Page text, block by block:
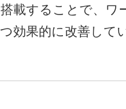
載することで、ワ
効果的に改善して